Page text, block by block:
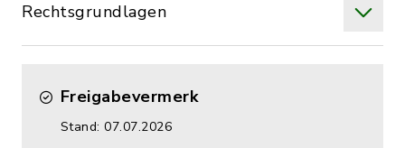
Rechtsgrundlagen
Freigabevermerk
Stand: 07.07.2026